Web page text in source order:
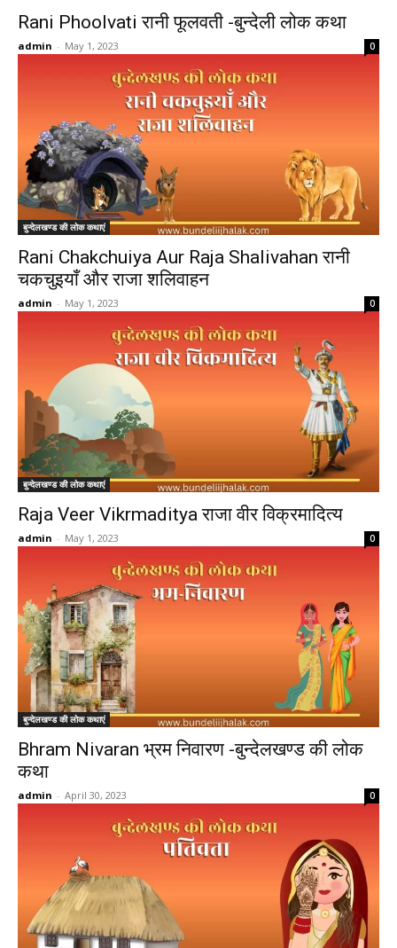
Rani Phoolvati रानी फूलवती -बुन्देली लोक कथा
admin - May 1, 2023 0
बुन्देलखण्ड की लोक कथाएं
Rani Chakchuiya Aur Raja Shalivahan रानी
चकचुइयाँ और राजा शलिवाहन
admin - May 1, 2023 0
बुन्देलखण्ड की लोक कथाएं
Raja Veer Vikrmaditya राजा वीर विक्रमादित्य
admin - May 1, 2023 0
बुन्देलखण्ड की लोक कथाएं
Bhram Nivaran भ्रम निवारण -बुन्देलखण्ड की लोक
कथा
admin - April 30, 2023 0